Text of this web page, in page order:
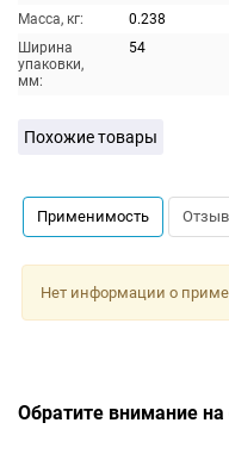
Масса, кг:
0.238
Ширина
упаковки,
мм:
54
Похожие товары
Применимость
Нет информации о
Обратите внимание